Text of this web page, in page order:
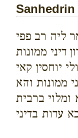
Sanhedrin
ליה רב פפי
דיני ממונות
יוחסין קאי
ממונות והא
ברבית
עדות בדיני